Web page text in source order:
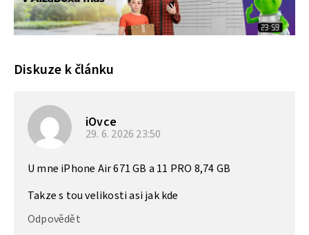
Diskuze k článku
iOvce
29. 6. 2026 23:50
U mne iPhone Air 671 GB a 11 PRO 8,74 GB
Takze s tou velikosti asi jak kde
Odpovědět